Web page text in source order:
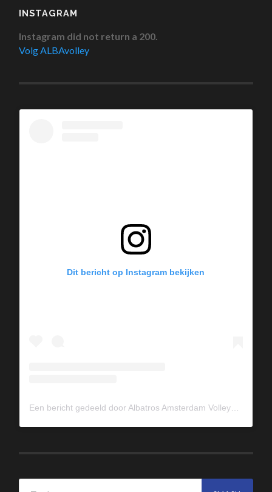
INSTAGRAM
Instagram did not return a 200.
Volg ALBAvolley
Dit bericht op Instagram bekijken